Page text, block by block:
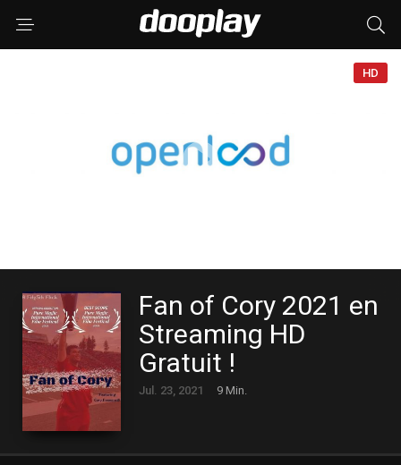
HD
Fan of Cory 2021 en
Streaming HD
Gratuit !
Jul. 23, 2021 9 Min.